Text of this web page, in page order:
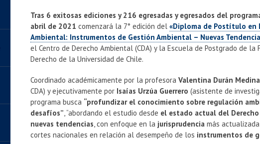
Tras 6 exitosas ediciones y 216 egresadas y egresados del
abril de 2021 comenzará la 7° edición del«Diploma de Postítulo en
Ambiental: Instrumentos de Gestión Ambiental – Nuevas
el Centro de Derecho Ambiental (CDA) y la Escuela de Postgrado de la
Derecho de la Universidad de Chile.
Coordinado académicamente por la profesoraValentina Durán Medina
CDA) y ejecutivamente por Isaías Urzúa Guerrero (asistente de
programa busca “profundizar el conocimiento sobre regulación
desafíos”, “abordando el estudio desde el estado actual del
nuevas tendencias, con enfoque en la jurisprudencia más
cortes nacionales en relación al desempeño de los instrumentos de